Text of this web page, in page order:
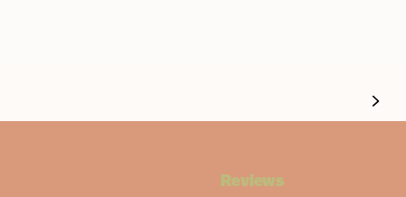
Reviews